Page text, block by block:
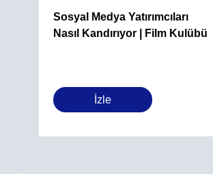
Sosyal Medya Yatırımcıları
Nasıl Kandırıyor | Film Kulübü
İzle